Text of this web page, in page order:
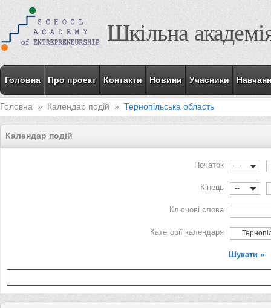
Шкільна
Головна Про проект Контакти Новини Учасники
Головна » Календар подій » Тернопільська область
Календар подій
Початок --
Кінець --
Ключові слова
Категорії календаря